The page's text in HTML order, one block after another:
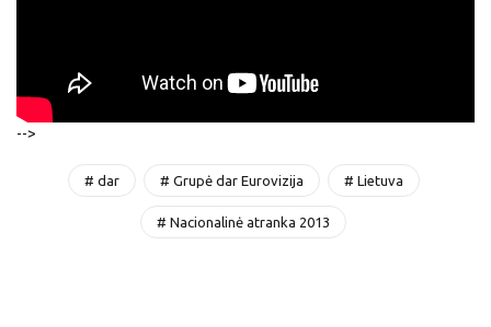
-->
# dar # Grupė dar Eurovizija # Lietuva
# Nacionalinė atranka 2013